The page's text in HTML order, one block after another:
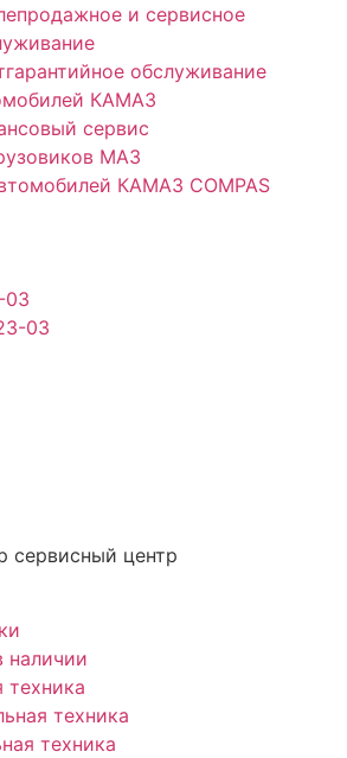
и сервисное
обслуживание
КАМАЗ
сервис
МАЗ
КАМАЗ COMPAS
03
03
сервисный центр
наличии
техника
техника
техника